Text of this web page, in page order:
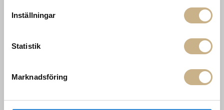
Inställningar
Statistik
Marknadsföring
Startsidan
Karriär
Sommarstängt
Lör: 11-15